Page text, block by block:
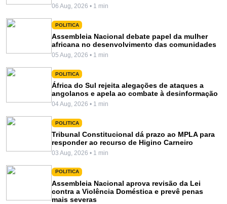
06 Aug, 2026 • 1 min
POLITICA
Assembleia Nacional debate papel da mulher
africana no desenvolvimento das comunidades
05 Aug, 2026 • 1 min
POLITICA
África do Sul rejeita alegações de ataques a
angolanos e apela ao combate à desinformação
04 Aug, 2026 • 1 min
POLITICA
Tribunal Constitucional dá prazo ao MPLA para
responder ao recurso de Higino Carneiro
03 Aug, 2026 • 1 min
POLITICA
Assembleia Nacional aprova revisão da Lei
contra a Violência Doméstica e prevê penas
mais severas